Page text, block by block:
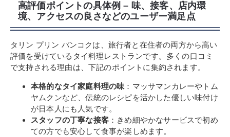
高評価ポイントの具体例 – 味、接客、店内環
境、アクセスの良さなどのユーザー満足点
タリン プリン バンコクは、旅行者と在住者の両方から高い
評価を受けているタイ料理レストランです。多くの口コミ
で支持される理由は、下記のポイントに集約されます。
本格的なタイ家庭料理の味 ：マッサマンカレーやトム
ヤムクンなど、伝統のレシピを活かした優しい味付け
が日本人にも人気です。
スタッフの丁寧な接客 ：きめ細やかなサービスで初め
ての方でも安心して食事が楽しめます。